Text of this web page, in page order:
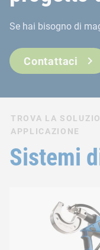
Se hai bisogno di
Contattaci
TROVA LA
APPLICAZIONE
Sistemi